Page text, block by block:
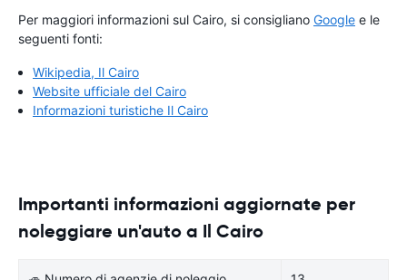
Per maggiori informazioni sul Cairo, si consigliano Google e le
seguenti fonti:
Wikipedia, Il Cairo
Website ufficiale del Cairo
Informazioni turistiche Il Cairo
Importanti informazioni aggiornate per
noleggiare un'auto a Il Cairo